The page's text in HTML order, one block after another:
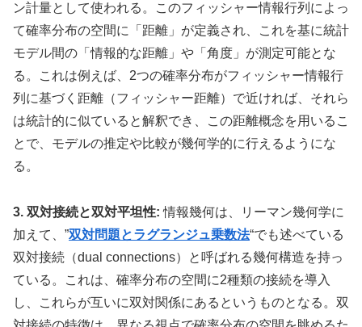
ン計量として使われる。このフィッシャー情報行列によっ
て確率分布の空間に「距離」が定義され、これを基に統計
モデル間の「情報的な距離」や「角度」が測定可能とな
る。これは例えば、2つの確率分布がフィッシャー情報行
列に基づく距離（フィッシャー距離）で近ければ、それら
は統計的に似ていると解釈でき、この距離概念を用いるこ
とで、モデルの推定や比較が幾何学的に行えるようにな
る。
3. 双対接続と双対平坦性: 情報幾何は、リーマン幾何学に
加えて、”双対問題とラグランジュ乗数法“でも述べている
双対接続（dual connections）と呼ばれる幾何構造を持っ
ている。これは、確率分布の空間に2種類の接続を導入
し、これらが互いに双対関係にあるというものとなる。双